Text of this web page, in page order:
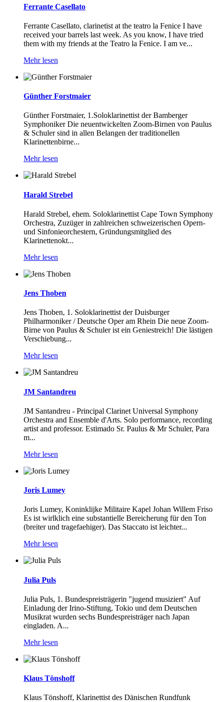
Ferrante Casellato
Ferrante Casellato, clarinetist at the teatro la Fenice I have
received your barrels last week. As you know, I have tried
them with my friends at the Teatro la Fenice. I am ve...
Mehr lesen
Günther Forstmaier
Günther Forstmaier, 1.Soloklarinettist der Bamberger
Symphoniker Die neuentwickelten Zoom-Birnen von Paulus
& Schuler sind in allen Belangen der traditionellen
Klarinettenbirne...
Mehr lesen
Harald Strebel
Harald Strebel, ehem. Soloklarinettist Cape Town Symphony
Orchestra, Zuzüger in zahlreichen schweizerischen Opern-
und Sinfonieorchestern, Gründungsmitglied des
Klarinettenokt...
Mehr lesen
Jens Thoben
Jens Thoben, 1. Soloklarinettist der Duisburger
Philharmoniker / Deutsche Oper am Rhein Die neue Zoom-
Birne von Paulus & Schuler ist ein Geniestreich! Die lästigen
Verschiebung...
Mehr lesen
JM Santandreu
JM Santandreu - Principal Clarinet Universal Symphony
Orchestra and Ensemble d'Arts. Solo performance, recording
artist and professor. Estimado Sr. Paulus & Mr Schuler, Para
m...
Mehr lesen
Joris Lumey
Joris Lumey, Koninklijke Militaire Kapel Johan Willem Friso
Es ist wirlklich eine substantielle Bereicherung für den Ton
(breiter und tragefaehiger). Das Staccato ist leichter...
Mehr lesen
Julia Puls
Julia Puls, 1. Bundespreisträgerin "jugend musiziert" Auf
Einladung der Irino-Stiftung, Tokio und dem Deutschen
Musikrat wurden sechs Bundespreisträger nach Japan
eingladen. A...
Mehr lesen
Klaus Tönshoff
Klaus Tönshoff, Klarinettist des Dänischen Rundfunk